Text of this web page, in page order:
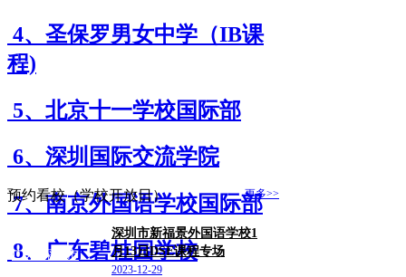
4、圣保罗男女中学（IB课
程)
5、北京十一学校国际部
6、深圳国际交流学院
7、南京外国语学校国际部
8、广东碧桂园学校
预约看校（学校开放日） 更多>>
广东/深圳市
深圳市新福景外国语学校1
月13日DSE课程专场
2023-12-29